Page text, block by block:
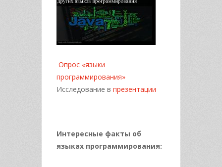
Опрос «языки
программирования»
Исследование в презентации
Интересные факты об
языках программирования: